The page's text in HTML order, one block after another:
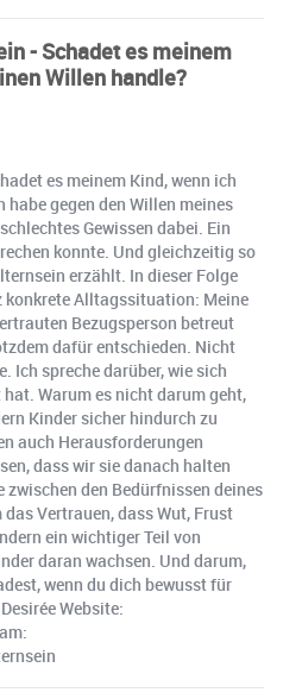
- Schadet es meinem
Willen handle?
es meinem Kind, wenn ich
habe gegen den Willen meines
Gewissen dabei. Ein
konnte. Und gleichzeitig so
erzählt. In dieser Folge
konkrete Alltagssituation: Meine
Bezugsperson betreut
dafür entschieden. Nicht
Ich spreche darüber, wie sich
Warum es nicht darum geht,
Kinder sicher hindurch zu
auch Herausforderungen
dass wir sie danach halten
zwischen den Bedürfnissen deines
Vertrauen, dass Wut, Frust
ein wichtiger Teil von
daran wachsen. Und darum,
wenn du dich bewusst für
Website: